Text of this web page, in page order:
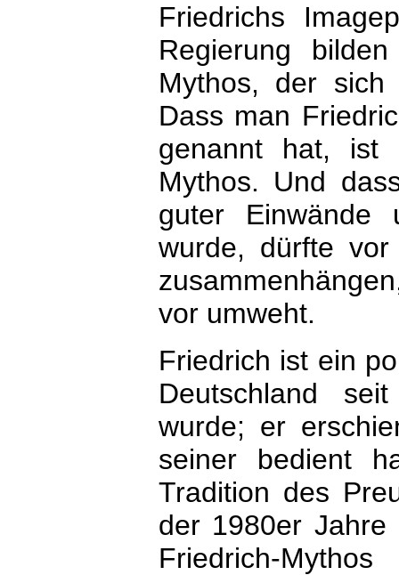
Friedrichs
Regierung
Mythos, der
Dass man
genannt hat, ist
Mythos. Und
guter Einwände
wurde, dürfte
vor umweht.
Friedrich ist ein
Deutschland
wurde; er
seiner bedient
Tradition des
der 1980er
Friedrich-